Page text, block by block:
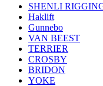
SHENLI
Haklift
Gunnebo
VAN BEEST
TERRIER
CROSBY
BRIDON
YOKE